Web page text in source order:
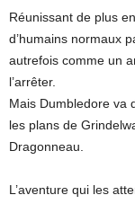
Réunissant de plus
d’humains normaux
autrefois comme un
l’arrêter.
Mais Dumbledore va
les plans de
Dragonneau.
L’aventure qui les